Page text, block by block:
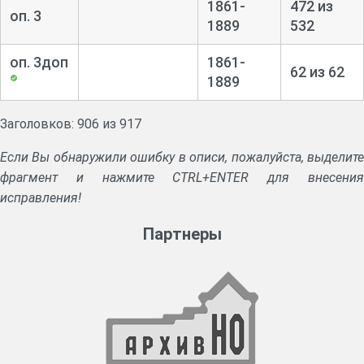
Дела о проведении рекрутских наборов, об открытии
награждении орденами. Прошения об определении на службу.
оп. 3
1861-
1889
472 из
532
оп. 3доп
1861-
1889
62 из 62
Заголовков: 906 из 917
Если Вы обнаружили ошибку в описи, пожалуйста, выделите
фрагмент и нажмите CTRL+ENTER для внесения
исправления!
Партнеры